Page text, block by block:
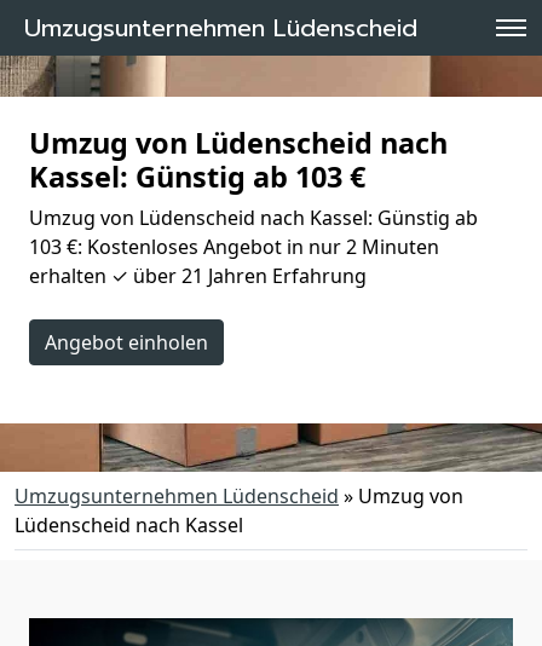
Umzugsunternehmen Lüdenscheid
Umzug von Lüdenscheid nach
Kassel: Günstig ab 103 €
Umzug von Lüdenscheid nach Kassel: Günstig ab
103 €: Kostenloses Angebot in nur 2 Minuten
erhalten ✓ über 21 Jahren Erfahrung
Angebot einholen
Umzugsunternehmen Lüdenscheid » Umzug von
Lüdenscheid nach Kassel